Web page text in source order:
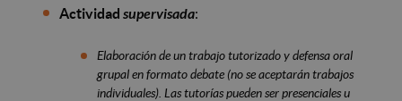
Actividad supervisada:
Elaboración de un trabajo tutorizado y defensa oral
grupal en formato debate (no se aceptarán trabajos
individuales). Las tutorías pueden ser presenciales u